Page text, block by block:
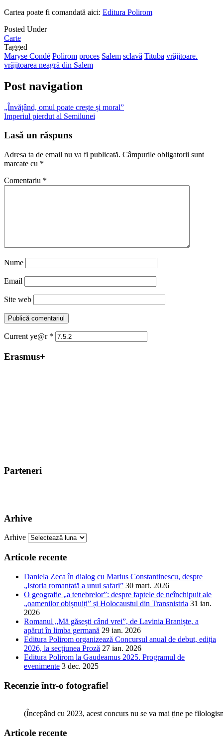
Cartea poate fi comandată aici: Editura Polirom
Posted Under
Carte
Tagged
Maryse Condé Polirom proces Salem sclavă Tituba vrăjitoare.
vrăjitoarea neagră din Salem
Post navigation
„Învățând, omul poate crește și moral”
Imperiul pierdut al Semilunei
Lasă un răspuns
Adresa ta de email nu va fi publicată. Câmpurile obligatorii sunt
marcate cu *
Comentariu *
Nume
Email
Site web
Current ye@r *
Erasmus+
Parteneri
Arhive
Arhive
Articole recente
Daniela Zeca în dialog cu Marius Constantinescu, despre
„Istoria romanțată a unui safari” 30 mart. 2026
O geografie „a tenebrelor”: despre faptele de neînchipuit ale
„oamenilor obișnuiți” și Holocaustul din Transnistria 31 ian.
2026
Romanul „Mă găsești când vrei”, de Lavinia Braniște, a
apărut în limba germană 29 ian. 2026
Editura Polirom organizează Concursul anual de debut, ediția
2026, la secțiunea Proză 27 ian. 2026
Editura Polirom la Gaudeamus 2025. Programul de
evenimente 3 dec. 2025
Recenzie într-o fotografie!
(Începând cu 2023, acest concurs nu se va mai ține pe
Articole recente